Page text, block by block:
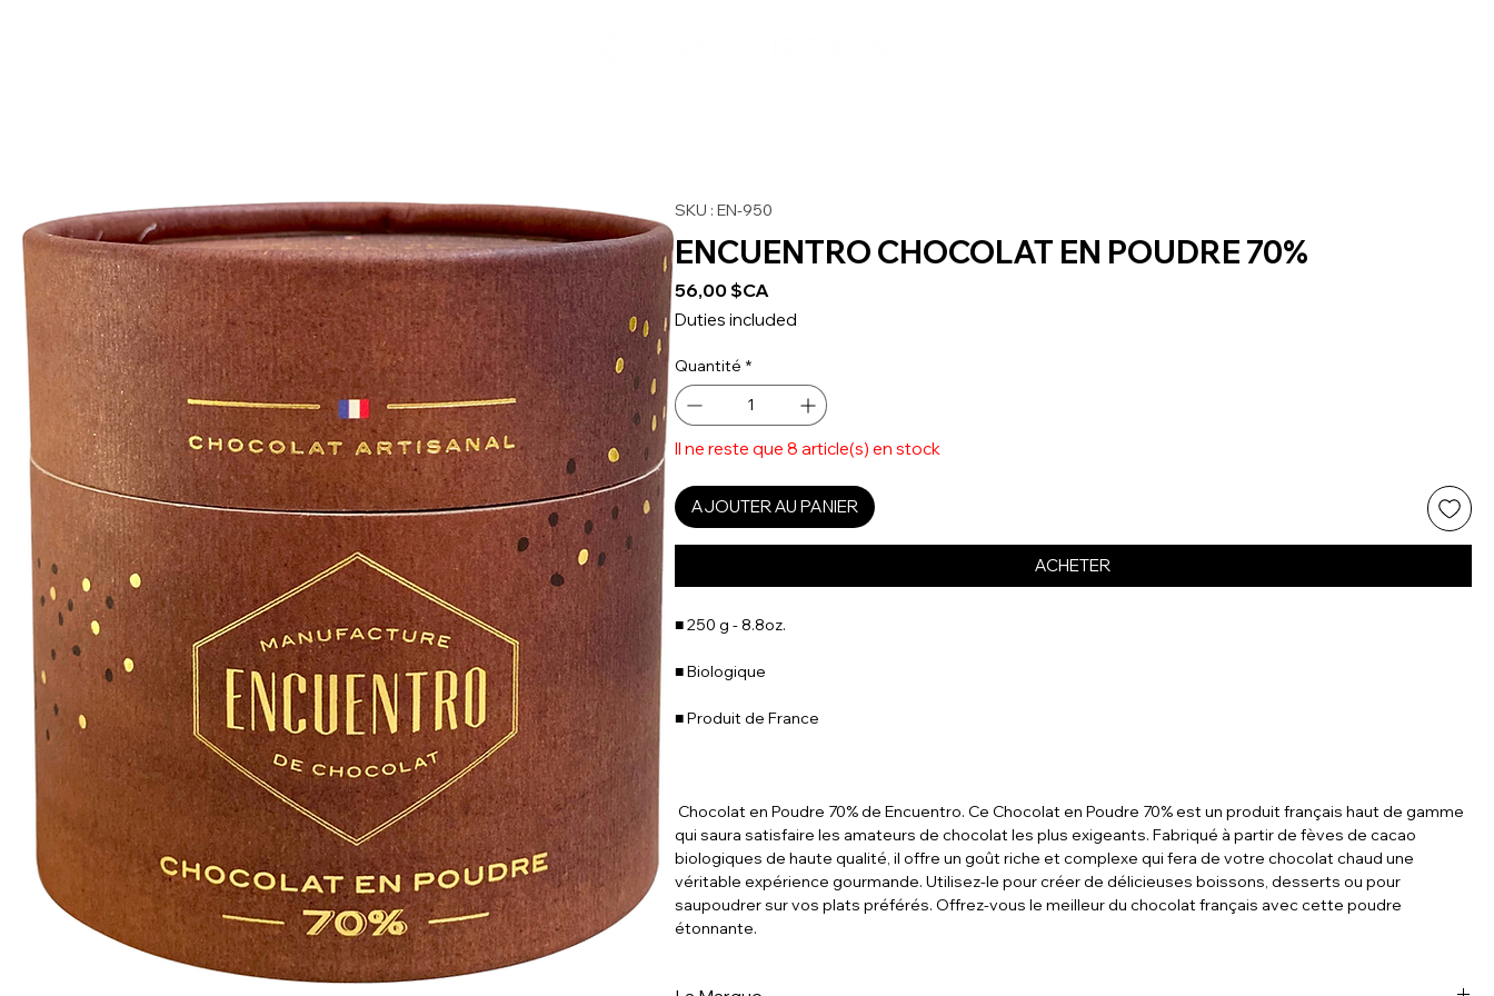
SKU : EN-950
ENCUENTRO CHOCOLAT EN POUDRE 70%
56,00 $CAPrix
Duties included
Quantité *
Il ne reste que 8 article(s) en stock
AJOUTER AU PANIER
ACHETER
■ 250 g - 8.8oz.
■ Biologique
■ Produit de France
Chocolat en Poudre 70% de Encuentro. Ce Chocolat en Poudre 70% est un produit français haut de gamme
qui saura satisfaire les amateurs de chocolat les plus exigeants. Fabriqué à partir de fèves de cacao
biologiques de haute qualité, il offre un goût riche et complexe qui fera de votre chocolat chaud une
véritable expérience gourmande. Utilisez-le pour créer de délicieuses boissons, desserts ou pour
saupoudrer sur vos plats préférés. Offrez-vous le meilleur du chocolat français avec cette poudre
étonnante.